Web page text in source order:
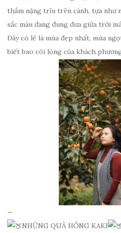
thắm nặng trĩu trên cành, tựa như
sắc màu đang đung đưa giữa trời
Đây có lẽ là mùa đẹp nhất, mùa
biết bao cõi lòng của khách
—
NHỮNG QUẢ HỒNG KAKI